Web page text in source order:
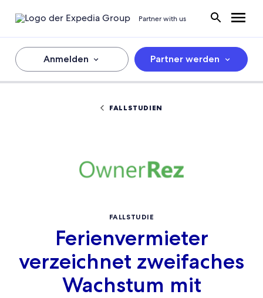
Partner with us
Anmelden Partner werden
FALLSTUDIEN
FALLSTUDIE
Ferienvermieter
verzeichnet zweifaches
Wachstum mit